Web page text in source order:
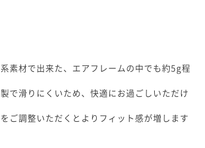
素材で出来た、エアフレームの中でも約5g程
で滑りにくいため、快適にお過ごしいただけ
ご調整いただくとよりフィット感が増します